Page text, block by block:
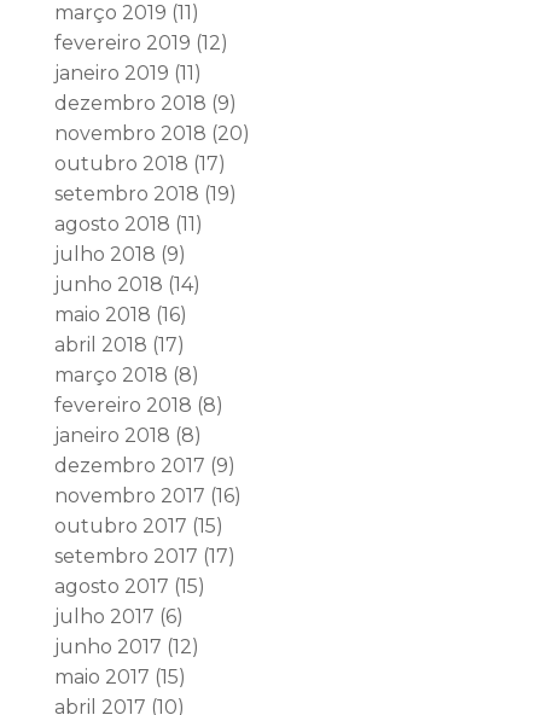
março 2019 (11)
fevereiro 2019 (12)
janeiro 2019 (11)
dezembro 2018 (9)
novembro 2018 (20)
outubro 2018 (17)
setembro 2018 (19)
agosto 2018 (11)
julho 2018 (9)
junho 2018 (14)
maio 2018 (16)
abril 2018 (17)
março 2018 (8)
fevereiro 2018 (8)
janeiro 2018 (8)
dezembro 2017 (9)
novembro 2017 (16)
outubro 2017 (15)
setembro 2017 (17)
agosto 2017 (15)
julho 2017 (6)
junho 2017 (12)
maio 2017 (15)
abril 2017 (10)